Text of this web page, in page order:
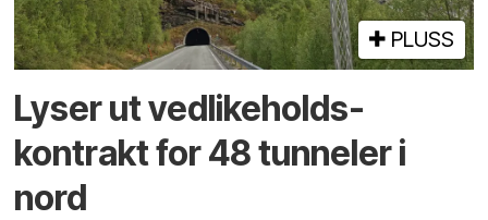
PLUSS
Lyser ut vedlikeholds­
kontrakt for 48 tunneler i
nord